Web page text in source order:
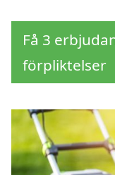
Få 3
förpliktelser